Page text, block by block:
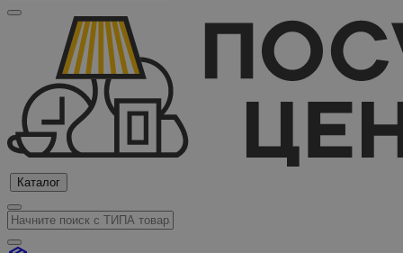
Каталог